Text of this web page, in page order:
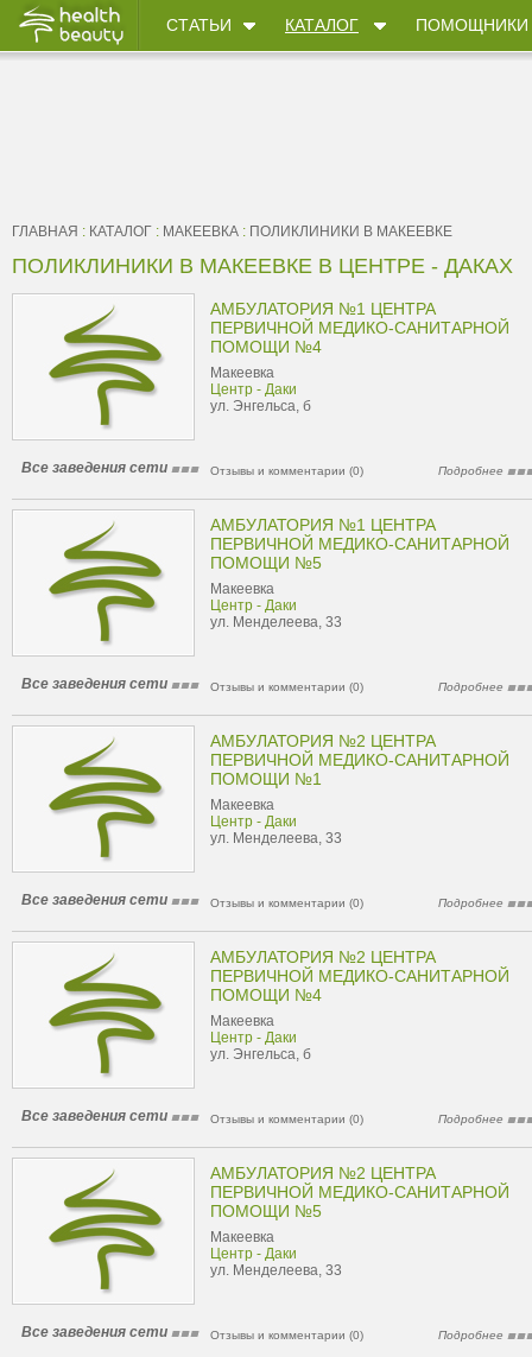
СТАТЬИ КАТАЛОГ ПОМОЩНИКИ
ГЛАВНАЯ : КАТАЛОГ : МАКЕЕВКА : ПОЛИКЛИНИКИ В МАКЕЕВКЕ
ПОЛИКЛИНИКИ В МАКЕЕВКЕ В ЦЕНТРЕ - ДАКАХ
АМБУЛАТОРИЯ №1 ЦЕНТРА
ПЕРВИЧНОЙ МЕДИКО-САНИТАРНОЙ
ПОМОЩИ №4
Макеевка
Центр - Даки
ул. Энгельса, б
Все заведения сети Отзывы и комментарии (0) Подробнее
АМБУЛАТОРИЯ №1 ЦЕНТРА
ПЕРВИЧНОЙ МЕДИКО-САНИТАРНОЙ
ПОМОЩИ №5
Макеевка
Центр - Даки
ул. Менделеева, 33
Все заведения сети Отзывы и комментарии (0) Подробнее
АМБУЛАТОРИЯ №2 ЦЕНТРА
ПЕРВИЧНОЙ МЕДИКО-САНИТАРНОЙ
ПОМОЩИ №1
Макеевка
Центр - Даки
ул. Менделеева, 33
Все заведения сети Отзывы и комментарии (0) Подробнее
АМБУЛАТОРИЯ №2 ЦЕНТРА
ПЕРВИЧНОЙ МЕДИКО-САНИТАРНОЙ
ПОМОЩИ №4
Макеевка
Центр - Даки
ул. Энгельса, б
Все заведения сети Отзывы и комментарии (0) Подробнее
АМБУЛАТОРИЯ №2 ЦЕНТРА
ПЕРВИЧНОЙ МЕДИКО-САНИТАРНОЙ
ПОМОЩИ №5
Макеевка
Центр - Даки
ул. Менделеева, 33
Все заведения сети Отзывы и комментарии (0) Подробнее